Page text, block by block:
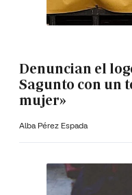
Denuncian el
Sagunto con un
mujer»
Alba Pérez Espada